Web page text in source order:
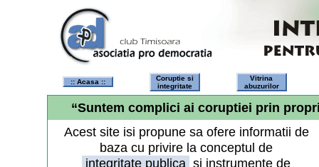
:: Acasa ::
Coruptie si
integritate
Vitrina
abuzurilor
“Suntem complici ai coruptiei prin
Acest site isi propune sa ofere informatii de
baza cu privire la conceptul de
integritate publica si instrumente de